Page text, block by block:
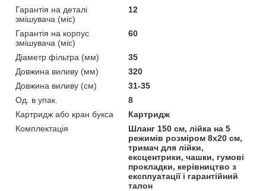
Гарантія на деталі
змішувача (міс)
12
Гарантія на корпус
змішувача (міс)
60
Діаметр фільтра (мм)
35
Довжина виливу (мм)
320
Довжина виливу (см)
31-35
Од. в упак.
8
Картридж або кран букса
Картридж
Комплектація
Шланг 150 см, лійка на 5
режимів розміром 8х20 см,
тримач для лійки,
ексцентрики, чашки, гумові
прокладки, керівництво з
експлуатації і гарантійний
талон